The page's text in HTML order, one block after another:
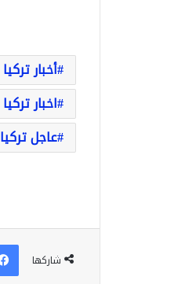
أخبار تركيا
اخبار تركيا
عاجل تركيا
شاركها